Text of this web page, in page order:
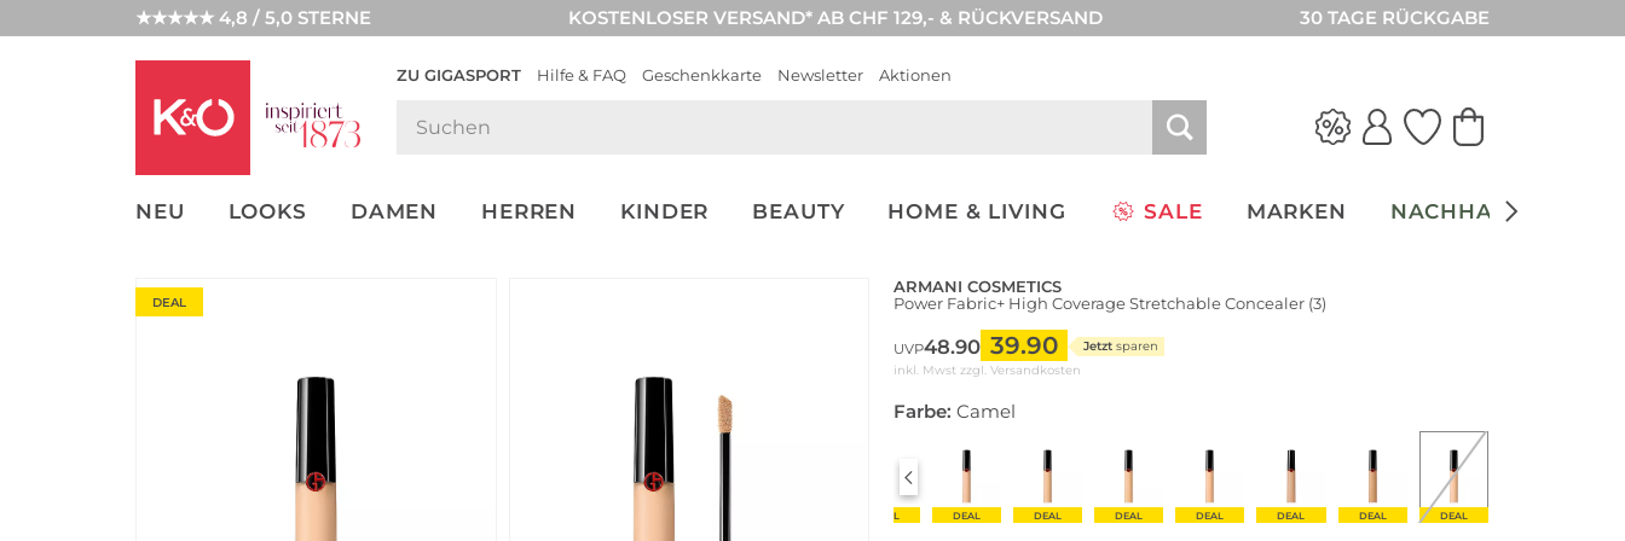
★★★★★ 4,8 / 5,0 STERNE KOSTENLOSER VERSAND* AB CHF 129,- & RÜCKVERSAND 30 TAGE RÜCKGABE
ZU GIGASPORT Hilfe & FAQ Geschenkkarte Newsletter Aktionen
NEU LOOKS DAMEN HERREN KINDER BEAUTY HOME & LIVING SALE MARKEN NACHHALTIGKEIT
NEW IN
WEDDING
DEAL
ARMANI COSMETICS
Power Fabric+ High Coverage Stretchable Concealer (3)
UVP48.90 39.90 Jetzt sparen
inkl. Mwst zzgl. Versandkosten
Farbe: Camel
DEAL DEAL DEAL DEAL DEAL DEAL DEAL DEAL